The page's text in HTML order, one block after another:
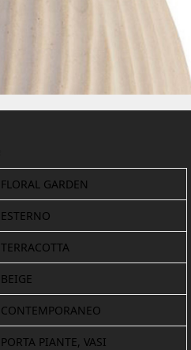
FLORAL GARDEN
ESTERNO
TERRACOTTA
BEIGE
CONTEMPORANEO
PORTA PIANTE, VASI